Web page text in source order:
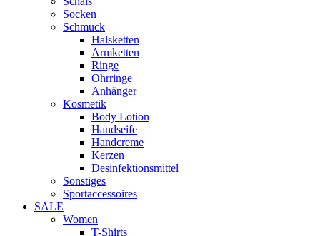
Socken
Schmuck
Halsketten
Armketten
Ringe
Ohrringe
Anhänger
Kosmetik
Body Lotion
Handseife
Handcreme
Kerzen
Desinfektionsmittel
Sonstiges
Sportaccessoires
SALE
Women
T-Shirts